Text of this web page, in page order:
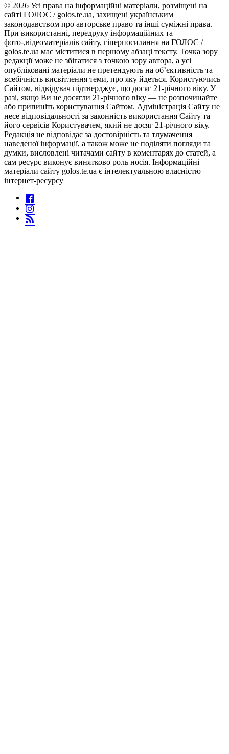
© 2026 Усі права на інформаційні матеріали, розміщені на
сайті ГОЛОС / golos.te.ua, захищені українським
законодавством про авторське право та інші суміжні права.
При використанні, передруку інформаційних та
фото-,відеоматеріалів сайту, гіперпосилання на ГОЛОС /
golos.te.ua має міститися в першому абзаці тексту. Точка зору
редакції може не збігатися з точкою зору автора, а усі
опубліковані матеріали не претендують на об’єктивність та
всебічність висвітлення теми, про яку йдеться. Користуючись
Сайтом, відвідувач підтверджує, що досяг 21-річного віку. У
разі, якщо Ви не досягли 21-річного віку — не розпочинайте
або припиніть користування Сайтом. Адміністрація Сайту не
несе відповідальності за законність використання Сайту та
його сервісів Користувачем, який не досяг 21-річного віку.
Редакція не відповідає за достовірність та тлумачення
наведеної інформації, а також може не поділяти погляди та
думки, висловлені читачами сайту в коментарях до статей, а
сам ресурс виконує винятково роль носія. Інформаційні
матеріали сайту golos.te.ua є інтелектуальною власністю
інтернет-ресурсу